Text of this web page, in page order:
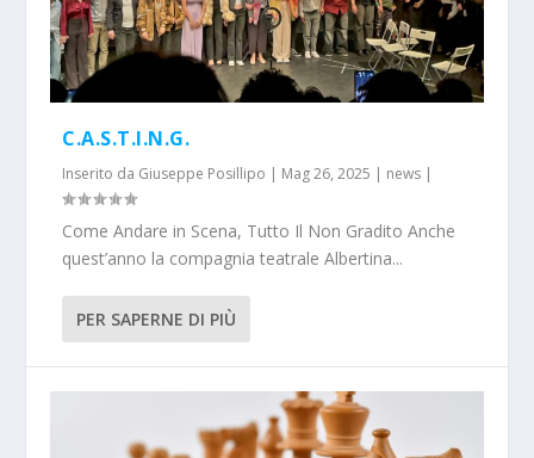
C.A.S.T.I.N.G.
Inserito da Giuseppe Posillipo | Mag 26, 2025 | news |
Come Andare in Scena, Tutto Il Non Gradito Anche
quest’anno la compagnia teatrale Albertina...
PER SAPERNE DI PIÙ